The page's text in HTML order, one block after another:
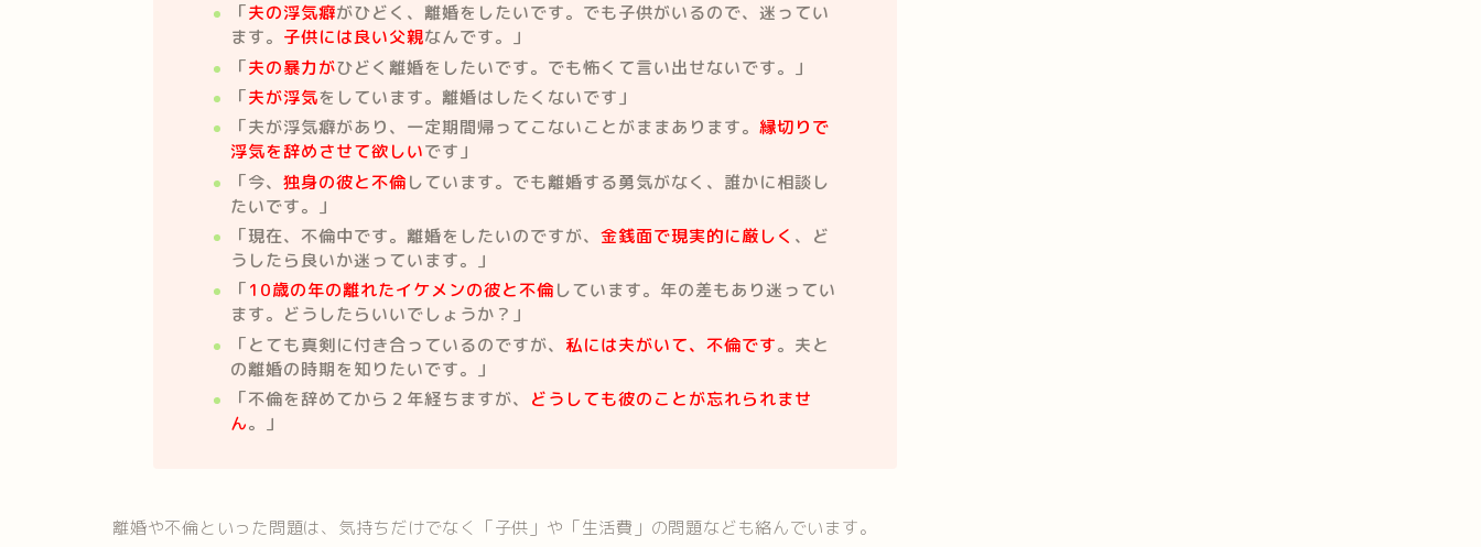
「夫の浮気癖がひどく、離婚をしたいです。でも子供がいるので、迷ってい
ます。 子供には良い父親なんです。」
「夫の暴力がひどく離婚をしたいです。でも怖くて言い出せないです。」
「夫が浮気をしています。離婚はしたくないです」
「夫が浮気癖があり、一定期間帰ってこないことがままあります。縁切りで
浮気を辞めさせて欲しいです」
「今、独身の彼と不倫しています。でも離婚する勇気がなく、誰かに相談し
たいです。」
「現在、不倫中です。離婚をしたいのですが、金銭面で現実的に厳しく 、ど
うしたら良いか迷っています。」
「10歳の年の離れたイケメンの彼と不倫しています。年の差もあり迷ってい
ます。どうしたらいいでしょうか？」
「とても真剣に付き合っているのですが、 私には夫がいて、不倫です。夫と
の離婚の時期を知りたいです。」
「不倫を辞めてから２年経ちますが、 どうしても彼のことが忘れられませ
ん。」
離婚や不倫といった問題は、気持ちだけでなく「子供」や「生活費」の問題なども絡んでいます。